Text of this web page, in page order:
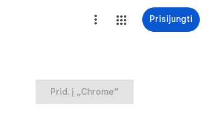
Prisijungti
Prid. į „Chrome“